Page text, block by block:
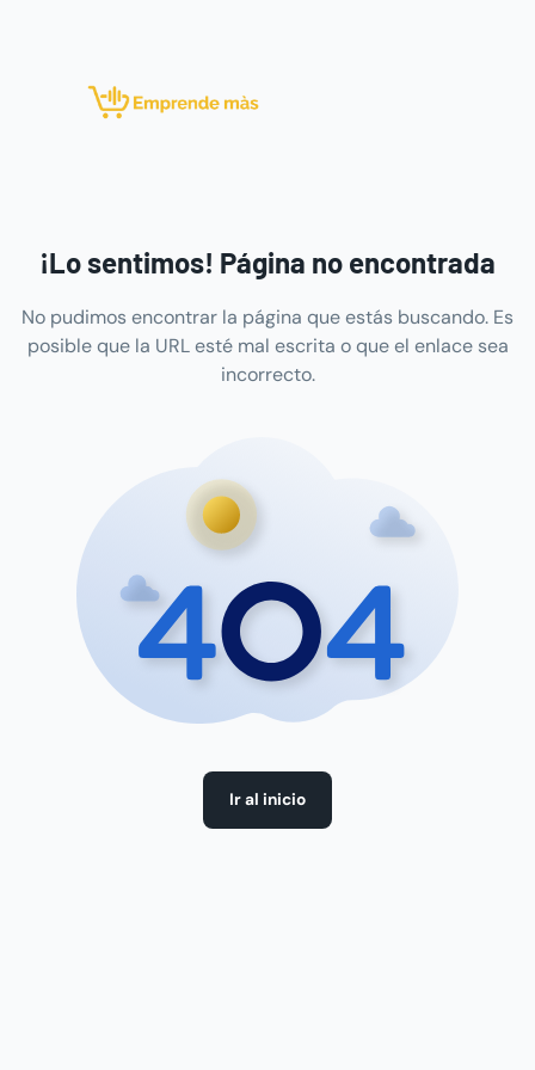
¡Lo sentimos! Página no encontrada
No pudimos encontrar la página que estás buscando. Es
posible que la URL esté mal escrita o que el enlace sea
incorrecto.
Ir al inicio